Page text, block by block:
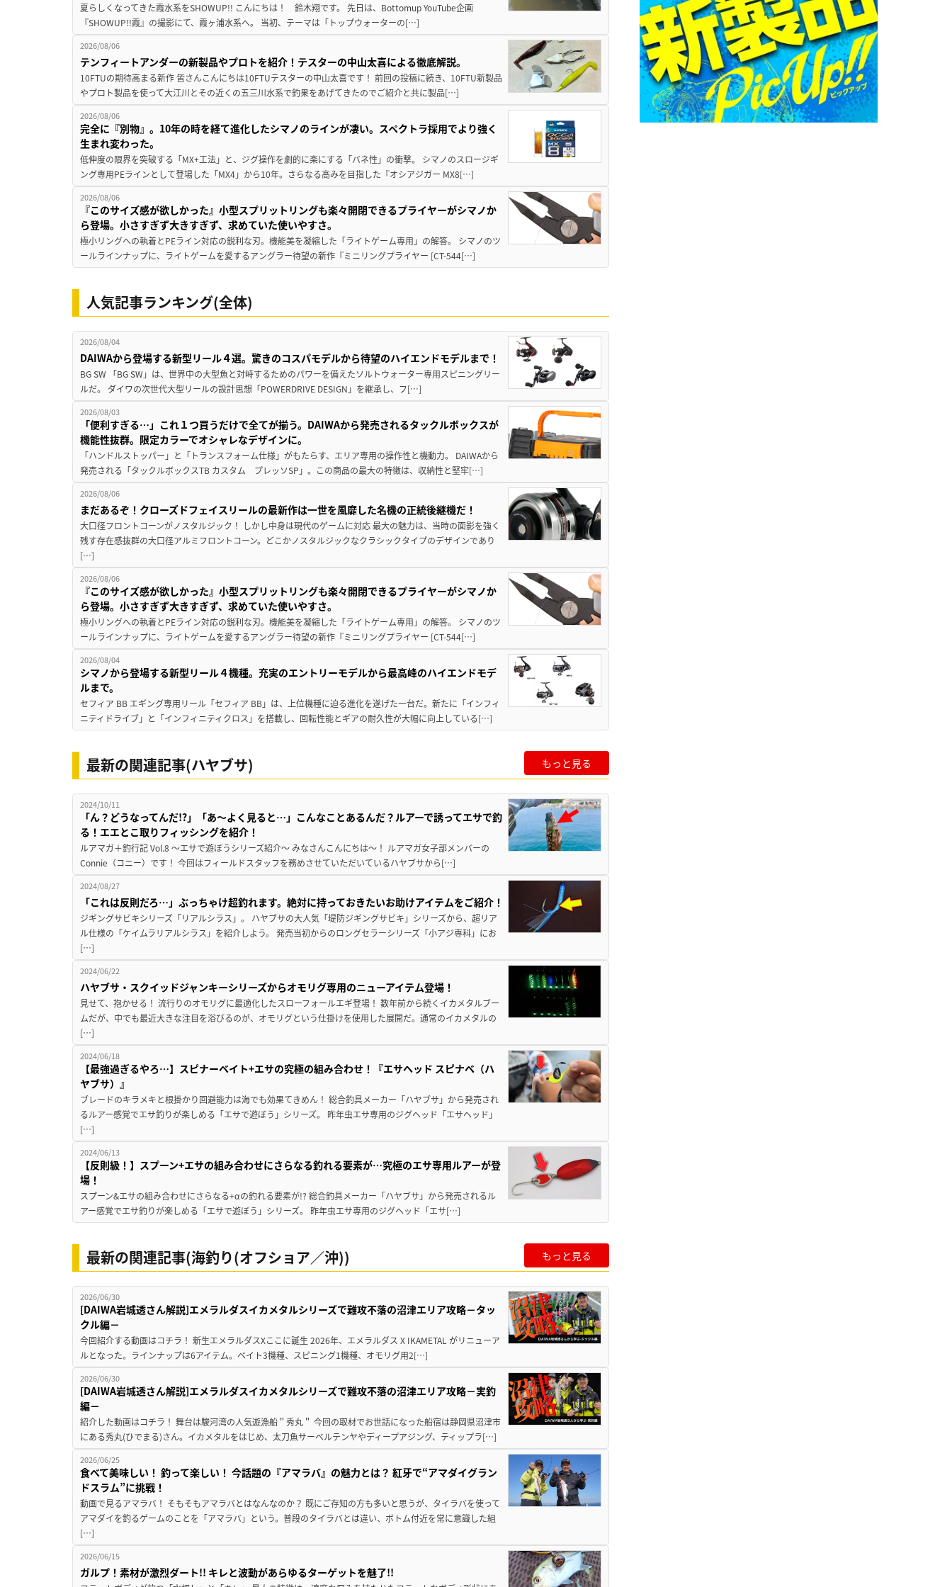
夏らしくなってきた霞水系をSHOWUP!! こんにちは！ 鈴木翔です。 先日は、Bottomup YouTube企画
『SHOWUP!!霞』の撮影にて、霞ヶ浦水系へ。 当初、テーマは「トップウォーターの[…]
2026/08/06
テンフィートアンダーの新製品やプロトを紹介！テスターの中山太喜による徹底解説。
10FTUの期待高まる新作 皆さんこんにちは10FTUテスターの中山太喜です！ 前回の投稿に続き、10FTU新製品
やプロト製品を使って大江川とその近くの五三川水系で釣果をあげてきたのでご紹介と共に製品[…]
2026/08/06
完全に『別物』。10年の時を経て進化したシマノのラインが凄い。スペクトラ採用でより強く
生まれ変わった。
低伸度の限界を突破する「MX+工法」と、ジグ操作を劇的に楽にする「バネ性」の衝撃。 シマノのスロージギ
ング専用PEラインとして登場した「MX4」から10年。さらなる高みを目指した『オシアジガー MX8[…]
2026/08/06
『このサイズ感が欲しかった』小型スプリットリングも楽々開閉できるプライヤーがシマノか
ら登場。小さすぎず大きすぎず、求めていた使いやすさ。
極小リングへの執着とPEライン対応の鋭利な刃。機能美を凝縮した「ライトゲーム専用」の解答。 シマノのツ
ールラインナップに、ライトゲームを愛するアングラー待望の新作『ミニリングプライヤー [CT-544[…]
人気記事ランキング(全体)
2026/08/04
DAIWAから登場する新型リール４選。驚きのコスパモデルから待望のハイエンドモデルまで！
BG SW 「BG SW」は、世界中の大型魚と対峙するためのパワーを備えたソルトウォーター専用スピニングリー
ルだ。 ダイワの次世代大型リールの設計思想「POWERDRIVE DESIGN」を継承し、フ[…]
2026/08/03
「便利すぎる…」これ１つ買うだけで全てが揃う。DAIWAから発売されるタックルボックスが
機能性抜群。限定カラーでオシャレなデザインに。
「ハンドルストッパー」と「トランスフォーム仕様」がもたらす、エリア専用の操作性と機動力。 DAIWAから
発売される「タックルボックスTB カスタム プレッソSP」。この商品の最大の特徴は、収納性と堅牢[…]
2026/08/06
まだあるぞ！クローズドフェイスリールの最新作は一世を風靡した名機の正統後継機だ！
大口径フロントコーンがノスタルジック！ しかし中身は現代のゲームに対応 最大の魅力は、当時の面影を強く
残す存在感抜群の大口径アルミフロントコーン。どこかノスタルジックなクラシックタイプのデザインであり
[…]
2026/08/06
『このサイズ感が欲しかった』小型スプリットリングも楽々開閉できるプライヤーがシマノか
ら登場。小さすぎず大きすぎず、求めていた使いやすさ。
極小リングへの執着とPEライン対応の鋭利な刃。機能美を凝縮した「ライトゲーム専用」の解答。 シマノのツ
ールラインナップに、ライトゲームを愛するアングラー待望の新作『ミニリングプライヤー [CT-544[…]
2026/08/04
シマノから登場する新型リール４機種。充実のエントリーモデルから最高峰のハイエンドモデ
ルまで。
セフィア BB エギング専用リール「セフィア BB」は、上位機種に迫る進化を遂げた一台だ。新たに「インフィ
ニティドライブ」と「インフィニティクロス」を搭載し、回転性能とギアの耐久性が大幅に向上している[…]
最新の関連記事(ハヤブサ) もっと見る
2024/10/11
「ん？どうなってんだ!?」「あ〜よく見ると…」こんなことあるんだ？ルアーで誘ってエサで釣
る！エエとこ取りフィッシングを紹介！
ルアマガ＋釣行記 Vol.8 ～エサで遊ぼうシリーズ紹介～ みなさんこんにちは～！ ルアマガ女子部メンバーの
Connie（コニー）です！ 今回はフィールドスタッフを務めさせていただいているハヤブサから[…]
2024/08/27
「これは反則だろ…」ぶっちゃけ超釣れます。絶対に持っておきたいお助けアイテムをご紹介！
ジギングサビキシリーズ「リアルシラス」。 ハヤブサの大人気「堤防ジギングサビキ」シリーズから、超リア
ル仕様の「ケイムラリアルシラス」を紹介しよう。 発売当初からのロングセラーシリーズ「小アジ専科」にお
[…]
2024/06/22
ハヤブサ・スクイッドジャンキーシリーズからオモリグ専用のニューアイテム登場！
見せて、抱かせる！ 流行りのオモリグに最適化したスローフォールエギ登場！ 数年前から続くイカメタルブー
ムだが、中でも最近大きな注目を浴びるのが、オモリグという仕掛けを使用した展開だ。通常のイカメタルの
[…]
2024/06/18
【最強過ぎるやろ…】スピナーベイト+エサの究極の組み合わせ！『エサヘッド スピナベ（ハ
ヤブサ）』
ブレードのキラメキと根掛かり回避能力は海でも効果てきめん！ 総合釣具メーカー「ハヤブサ」から発売され
るルアー感覚でエサ釣りが楽しめる「エサで遊ぼう」シリーズ。 昨年虫エサ専用のジグヘッド「エサヘッド」
[…]
2024/06/13
【反則級！】スプーン+エサの組み合わせにさらなる釣れる要素が…究極のエサ専用ルアーが登
場！
スプーン&エサの組み合わせにさらなる+αの釣れる要素が!? 総合釣具メーカー「ハヤブサ」から発売されるル
アー感覚でエサ釣りが楽しめる「エサで遊ぼう」シリーズ。 昨年虫エサ専用のジグヘッド「エサ[…]
最新の関連記事(海釣り(オフショア／沖)) もっと見る
2026/06/30
[DAIWA岩城透さん解説]エメラルダスイカメタルシリーズで難攻不落の沼津エリア攻略－タッ
クル編－
今回紹介する動画はコチラ！ 新生エメラルダスXここに誕生 2026年、エメラルダス X IKAMETAL がリニューア
ルとなった。ラインナップは6アイテム。ベイト3機種、スピニング1機種、オモリグ用2[…]
2026/06/30
[DAIWA岩城透さん解説]エメラルダスイカメタルシリーズで難攻不落の沼津エリア攻略－実釣
編－
紹介した動画はコチラ！ 舞台は駿河湾の人気遊漁船＂秀丸＂ 今回の取材でお世話になった船宿は静岡県沼津市
にある秀丸(ひでまる)さん。イカメタルをはじめ、太刀魚サーベルテンヤやディープアジング、ティップラ[…]
2026/06/25
食べて美味しい！ 釣って楽しい！ 今話題の『アマラバ』の魅力とは？ 紅牙で“アマダイグラン
ドスラム”に挑戦！
動画で見るアマラバ！ そもそもアマラバとはなんなのか？ 既にご存知の方も多いと思うが、タイラバを使って
アマダイを釣るゲームのことを「アマラバ」という。普段のタイラバとは違い、ボトム付近を常に意識した組
[…]
2026/06/15
ガルプ！素材が激烈ダート!! キレと波動があらゆるターゲットを魅了!!